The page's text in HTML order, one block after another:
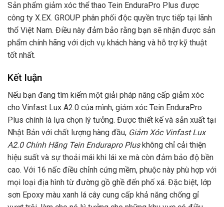
Sản phẩm giảm xóc thể thao Tein EnduraPro Plus được
công ty X.EX. GROUP phân phối độc quyền trực tiếp tại lãnh
thổ Việt Nam. Điều này đảm bảo rằng bạn sẽ nhận được sản
phẩm chính hãng với dịch vụ khách hàng và hỗ trợ kỹ thuật
tốt nhất.
Kết luận
Nếu bạn đang tìm kiếm một giải pháp nâng cấp giảm xóc
cho Vinfast Lux A2.0 của mình, giảm xóc Tein EnduraPro
Plus chính là lựa chọn lý tưởng. Được thiết kế và sản xuất tại
Nhật Bản với chất lượng hàng đầu, Giảm Xóc Vinfast Lux
A2.0 Chính Hãng Tein Endurapro Pluskhông chỉ cải thiện
hiệu suất và sự thoải mái khi lái xe mà còn đảm bảo độ bền
cao. Với 16 nấc điều chỉnh cứng mềm, phuộc này phù hợp với
mọi loại địa hình từ đường gồ ghề đến phố xá. Đặc biệt, lớp
sơn Epoxy màu xanh lá cây cung cấp khả năng chống gỉ